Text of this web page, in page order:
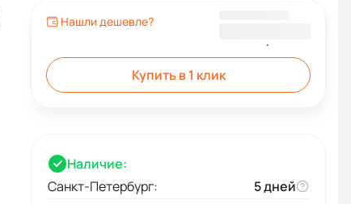
Нашли дешевле?
Купить в 1 клик
Наличие:
Санкт-Петербург:
5 дней